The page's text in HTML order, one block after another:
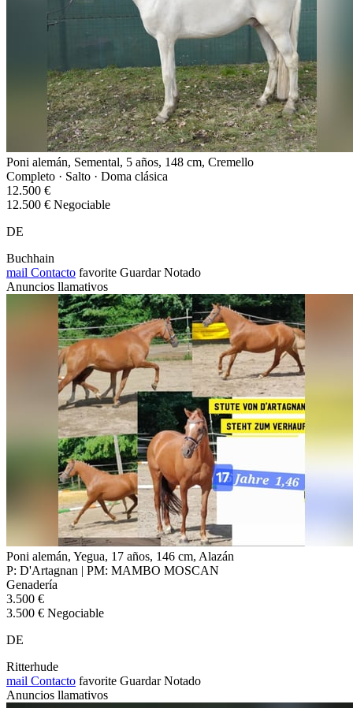
Poni alemán, Semental, 5 años, 148 cm, Cremello
Completo · Salto · Doma clásica
12.500 €
12.500 € Negociable
DE
Buchhain
mail Contacto favorite Guardar Notado
Anuncios llamativos
Poni alemán, Yegua, 17 años, 146 cm, Alazán
P: D'Artagnan | PM: MAMBO MOSCAN
Genadería
3.500 €
3.500 € Negociable
DE
Ritterhude
mail Contacto favorite Guardar Notado
Anuncios llamativos